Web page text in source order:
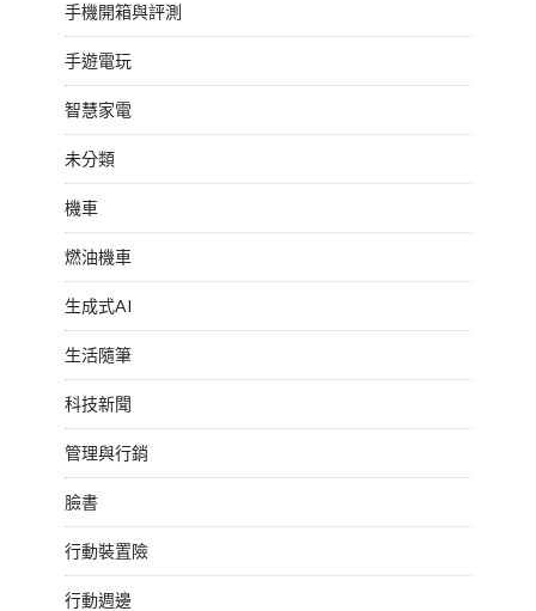
手機開箱與評測
手遊電玩
智慧家電
未分類
機車
燃油機車
生成式AI
生活隨筆
科技新聞
管理與行銷
臉書
行動裝置險
行動週邊